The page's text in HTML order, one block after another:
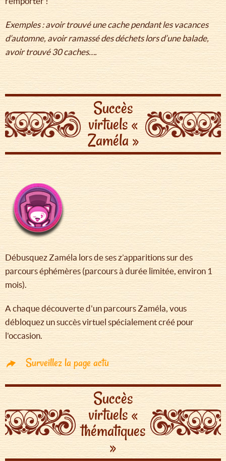
Exemples : avoir trouvé une cache pendant les vacances
d’automne, avoir ramassé des déchets lors d’une balade,
avoir trouvé 30 caches….
Succès
virtuels «
Zaméla »
Débusquez Zaméla lors de ses z’apparitions sur des
parcours éphémères (parcours à durée limitée, environ 1
mois).
A chaque découverte d'un parcours Zaméla, vous
débloquez un succès virtuel spécialement créé pour
l'occasion.
Surveillez la page actu
Succès
virtuels «
thématiques
»